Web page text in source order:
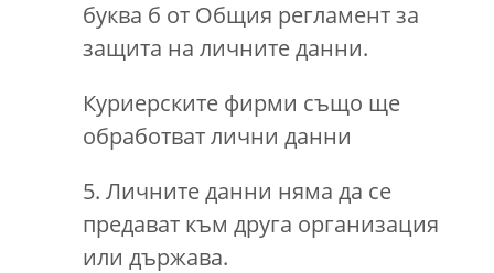
буква б от Общия регламент за
защита на личните данни.
Куриерските фирми също ще
обработват лични данни
5. Личните данни няма да се
предават към друга организация
или държава.